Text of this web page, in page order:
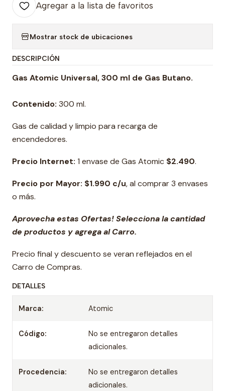
Agregar a la lista de favoritos
Mostrar stock de ubicaciones
DESCRIPCIÓN
Gas Atomic Universal, 300 ml de Gas Butano.
Contenido: 300 ml.
Gas de calidad y limpio para recarga de
encendedores.
Precio Internet: 1 envase de Gas Atomic $2.490.
Precio por Mayor: $1.990 c/u, al comprar 3 envases
o más.
Aprovecha estas Ofertas! Selecciona la cantidad
de productos y agrega al Carro.
Precio final y descuento se veran reflejados en el
Carro de Compras.
DETALLES
Marca: Atomic
Código:
No se entregaron detalles
adicionales.
Procedencia:
No se entregaron detalles
adicionales.